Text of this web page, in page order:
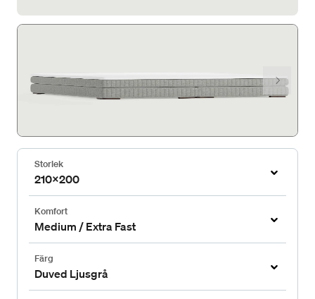
Storlek
210x200
Komfort
Medium / Extra Fast
Färg
Duved Ljusgrå